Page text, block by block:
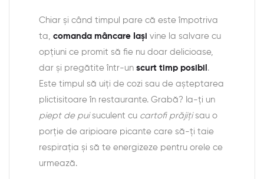
Chiar și când timpul pare că este împotriva
ta, comanda mâncare Iași vine la salvare cu
opțiuni ce promit să fie nu doar delicioase,
dar și pregătite într-un scurt timp posibil .
Este timpul să uiți de cozi sau de așteptarea
plictisitoare în restaurante. Grabă? Ia-ți un
piept de puisuculent cu cartofi prăjițisau o
porție de aripioare picante care să-ți taie
respirația și să te energizeze pentru orele ce
urmează.